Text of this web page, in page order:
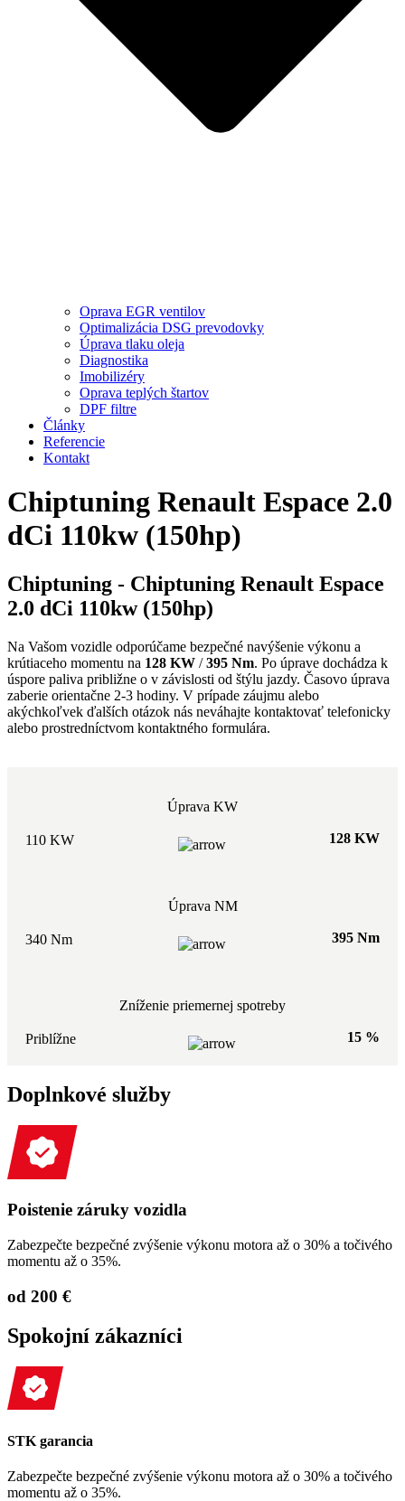
Oprava EGR ventilov
Optimalizácia DSG prevodovky
Úprava tlaku oleja
Diagnostika
Imobilizéry
Oprava teplých štartov
DPF filtre
Články
Referencie
Kontakt
Chiptuning Renault Espace 2.0
dCi 110kw (150hp)
Chiptuning - Chiptuning Renault Espace
2.0 dCi 110kw (150hp)
Na Vašom vozidle odporúčame bezpečné navýšenie výkonu a
krútiaceho momentu na 128 KW /395 Nm. Po úprave dochádza k
úspore paliva približne o v závislosti od štýlu jazdy. Časovo úprava
zaberie orientačne 2-3 hodiny. V prípade záujmu alebo
akýchkoľvek ďalších otázok nás neváhajte kontaktovať telefonicky
alebo prostredníctvom kontaktného formulára.
Úprava KW
110 KW 128 KW
Úprava NM
340 Nm 395 Nm
Zníženie priemernej spotreby
Priblížne 15 %
Doplnkové služby
Poistenie záruky vozidla
Zabezpečte bezpečné zvýšenie výkonu motora až o 30% a točivého
momentu až o 35%.
od 200 €
Spokojní zákazníci
STK garancia
Zabezpečte bezpečné zvýšenie výkonu motora až o 30% a točivého
momentu až o 35%.